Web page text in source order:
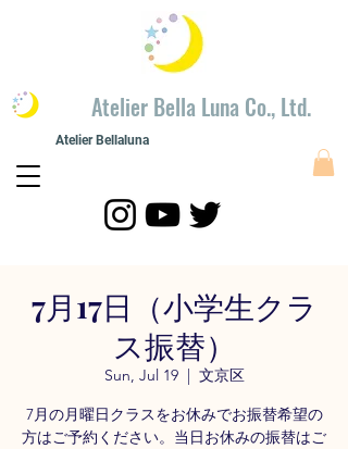
​Atelier Bella Luna Co., Ltd.
Atelier Bellaluna
7月17日（小学生クラ
ス振替）
Sun, Jul 19
  |
文京区
7月の月曜日クラスをお休みでお振替希望の
方はご予約ください。当日お休みの振替はご